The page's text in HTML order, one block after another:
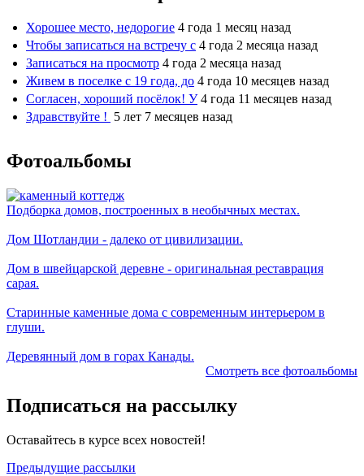
Хорошее место, недорогие 4 года 1 месяц назад
Чтобы записаться на встречу с 4 года 2 месяца назад
Записаться на просмотр 4 года 2 месяца назад
Живем в поселке с 19 года, до 4 года 10 месяцев назад
Согласен, хороший посёлок! У 4 года 11 месяцев назад
Здравствуйте ! 5 лет 7 месяцев назад
Фотоальбомы
Подборка домов, построенных в необычных местах.
Дом Шотландии - далеко от цивилизации.
Дом в швейцарской деревне - оригинальная реставрация
сарая.
Старинные каменные дома с современным интерьером в
глуши.
Деревянный дом в горах Канады.
Смотреть все фотоальбомы
Подписаться на рассылку
Оставайтесь в курсе всех новостей!
Предыдущие рассылки